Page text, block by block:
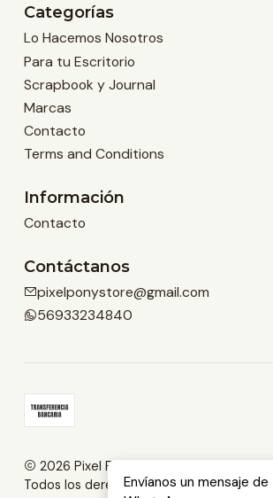
Categorías
Lo Hacemos Nosotros
Para tu Escritorio
Scrapbook y Journal
Marcas
Contacto
Terms and Conditions
Información
Contacto
Contáctanos
pixelponystore@gmail.com
56933234840
2026 Pixel Pony Store.
Todos los derechos reservados.
Envíanos un mensaje de